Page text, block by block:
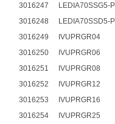
3016247
LEDIA70SSG5-
3016248
LEDIA70SSD5-
3016249
IVUPRGR04
3016250
IVUPRGR06
3016251
IVUPRGR08
3016252
IVUPRGR12
3016253
IVUPRGR16
3016254
IVUPRGR25